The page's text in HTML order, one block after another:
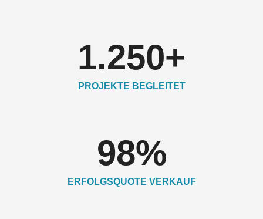
1.250+
PROJEKTE BEGLEITET
98%
ERFOLGSQUOTE VERKAUF